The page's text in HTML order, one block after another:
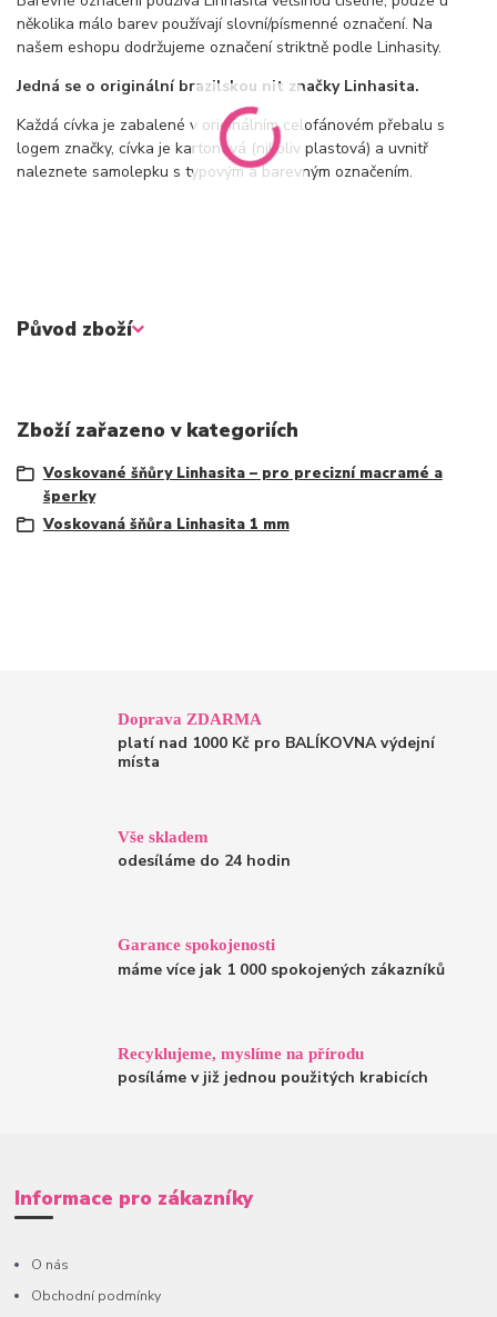
několika málo barev používají slovní/písmenné označení. Na
našem eshopu dodržujeme označení striktně podle Linhasity.
Jedná se o originální brazilskou nit značky Linhasita.
Každá cívka je zabalené v originálním celofánovém přebalu s
logem značky, cívka je kartonová (nikoliv plastová) a uvnitř
naleznete samolepku s typovým a barevným označením.
Původ zboží
Zboží zařazeno v kategoriích
Voskované šňůry Linhasita – pro precizní macramé a
šperky
Voskovaná šňůra Linhasita 1 mm
Doprava ZDARMA
platí nad 1000 Kč pro BALÍKOVNA výdejní
místa
Vše skladem
odesíláme do 24 hodin
Garance spokojenosti
máme více jak 1 000 spokojených zákazníků
Recyklujeme, myslíme na přírodu
posíláme v již jednou použitých krabicích
Informace pro zákazníky
O nás
Obchodní podmínky